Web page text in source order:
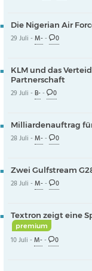
Die Nigerian Air
29 Juli -M-- 0
KLM und das
Partnerschaft
29 Juli -B-- 0
Milliardenauftrag
28 Juli -M-- 0
Zwei Gulfstream
28 Juli -M-- 0
Textron zeigt eine
premium
10 Juli -M-- 0